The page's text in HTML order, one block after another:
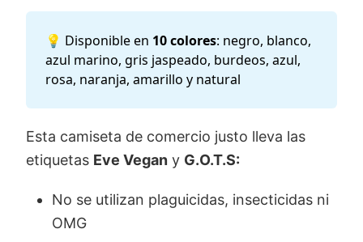
💡 Disponible en 10 colores: negro, blanco,
azul marino, gris jaspeado, burdeos, azul,
rosa, naranja, amarillo y natural
Esta camiseta de comercio justo lleva las
etiquetas Eve Vegan y G.O.T.S:
No se utilizan plaguicidas, insecticidas ni
OMG